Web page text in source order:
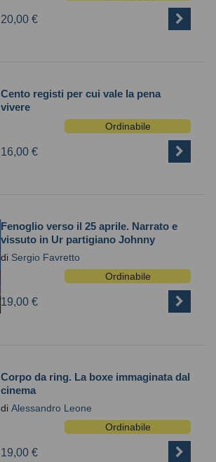
20,00 €
Cento registi per cui vale la pena
vivere
Ordinabile
16,00 €
Fenoglio verso il 25 aprile. Narrato e
vissuto in Ur partigiano Johnny
di Sergio Favretto
Ordinabile
19,00 €
Corpo da ring. La boxe immaginata dal
cinema
di Alessandro Leone
Ordinabile
19,00 €